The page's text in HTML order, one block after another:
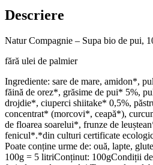
Compagnie
Descriere
Natur Compagnie – Supa bio de pui,
fără ulei de palmier
Ingrediente: sare de mare, amidon*,
făină de orez*, grăsime de pui* 5%,
drojdie*, ciuperci shiitake* 0,5%,
concentrat* (morcovi*, ceapă*),
de floarea soarelui*, frunze de
fenicul*.*din culturi certificate
Poate conține urme de: ouă, lapte,
100g = 5 litriConținut: 100gCondiții de